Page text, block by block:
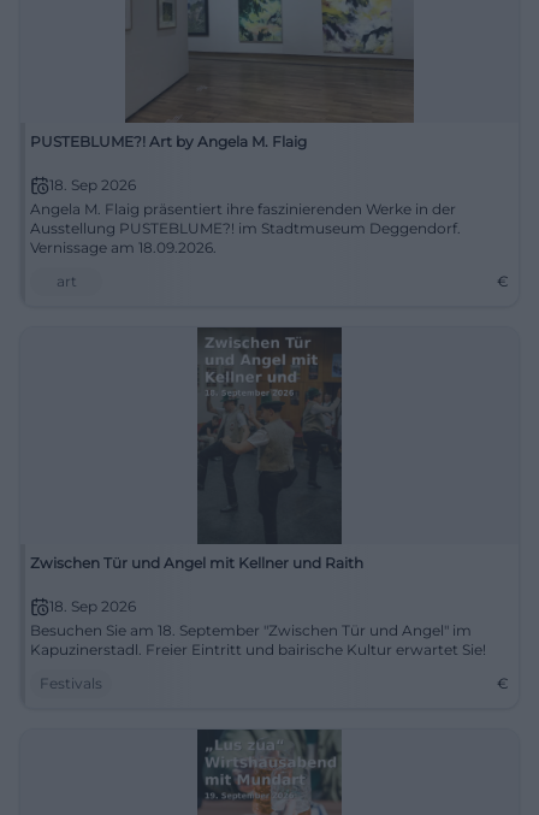
PUSTEBLUME?! Art by Angela M. Flaig
18. Sep 2026
Angela M. Flaig präsentiert ihre faszinierenden Werke in der
Ausstellung PUSTEBLUME?! im Stadtmuseum Deggendorf.
Vernissage am 18.09.2026.
art
€
Zwischen Tür und Angel mit Kellner und Raith
18. Sep 2026
Besuchen Sie am 18. September "Zwischen Tür und Angel" im
Kapuzinerstadl. Freier Eintritt und bairische Kultur erwartet Sie!
Festivals
€